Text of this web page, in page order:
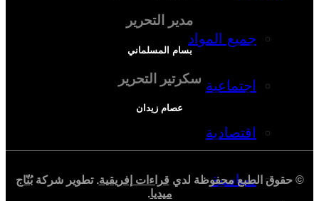
جميع المواد
اجتماعية
اقتصادية
سياسية
مدير التحرير
بسام المسلماني
سكرتير التحرير
عصام زيدان
© حقوق الطبع محفوظة لدي قراءات إفريقية. تطوير شركةبُنّاج
ميديا.